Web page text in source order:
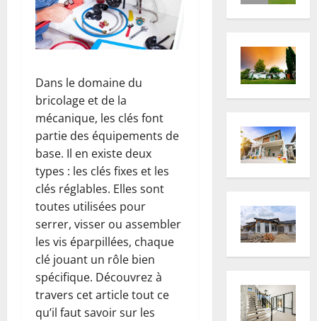
Dans le domaine du
bricolage et de la
mécanique, les clés font
partie des équipements de
base. Il en existe deux
types : les clés fixes et les
clés réglables. Elles sont
toutes utilisées pour
serrer, visser ou assembler
les vis éparpillées, chaque
clé jouant un rôle bien
spécifique. Découvrez à
travers cet article tout ce
qu’il faut savoir sur les